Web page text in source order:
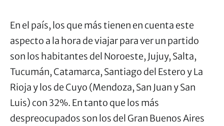
En el país, los que más tienen en cuenta este
aspecto a la hora de viajar para ver un partido
son los habitantes del Noroeste, Jujuy, Salta,
Tucumán, Catamarca, Santiago del Estero y La
Rioja y los de Cuyo (Mendoza, San Juan y San
Luis) con 32%. En tanto que los más
despreocupados son los del Gran Buenos Aires